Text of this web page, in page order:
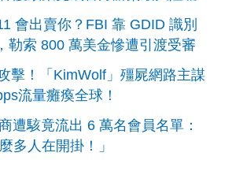
會出賣你？FBI 靠 GDID 識別
勒索 800 萬美金慘遭引渡受審
擊！「KimWolf」殭屍網路主謀
流量癱瘓全球！
遭駭竟流出 6 萬名會員名單：
多人在開掛！」